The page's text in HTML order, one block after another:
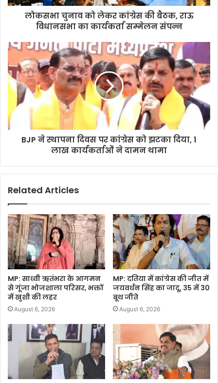
लोकसभा चुनाव को लेकर कांग्रेस की बैठक, राऊ
विधानसभा का कार्यकर्ता सम्मेलन संपन्न
BJP ने स्थापना दिवस पर कांग्रेस को झटका दिया, 1
लाख कार्यकर्ताओं ने दामन थामा
Related Articles
MP: साध्वी ऋतंभरा के आगमन
से गूंजा भोजशाला परिसर, भक्तों
में खुशी की लहर
August 6, 2026
MP: दतिया में कांग्रेस की जीत में
जयवर्धन सिंह का जादू, 35 में 30
बूथ जीते
August 6, 2026